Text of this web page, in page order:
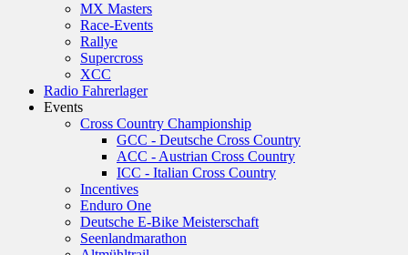
MX Masters
Race-Events
Rallye
Supercross
XCC
Radio Fahrerlager
Events
Cross Country Championship
GCC - Deutsche Cross Country
ACC - Austrian Cross Country
ICC - Italian Cross Country
Incentives
Enduro One
Deutsche E-Bike Meisterschaft
Seenlandmarathon